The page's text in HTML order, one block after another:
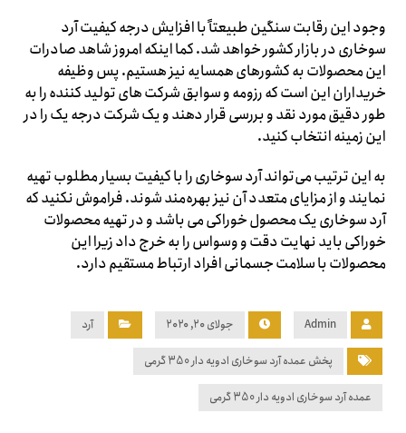
وجود این رقابت سنگین طبیعتاً با افزایش درجه کیفیت آرد
سوخاری در بازار کشور خواهد شد. کما اینکه امروز شاهد صادرات
این محصولات به کشورهای همسایه نیز هستیم. پس وظیفه
خریداران این است که رزومه و سوابق شرکت های تولید کننده را به
طور دقیق مورد نقد و بررسی قرار دهند و یک شرکت درجه یک را در
این زمینه انتخاب کنید.
به این ترتیب می‌تواند آرد سوخاری را با کیفیت بسیار مطلوب تهیه
نمایند و از مزایای متعدد آن نیز بهره‌مند شوند. فراموش نکنید که
آرد سوخاری یک محصول خوراکی می باشد و در تهیه محصولات
خوراکی باید نهایت دقت و وسواس را به خرج داد زیرا این
محصولات با سلامت جسمانی افراد ارتباط مستقیم دارد.
Admin جولای ۲۰, ۲۰۲۰ آرد
پخش عمده آرد سوخاری ادویه دار 350 گرمی
عمده آرد سوخاری ادویه دار 350 گرمی